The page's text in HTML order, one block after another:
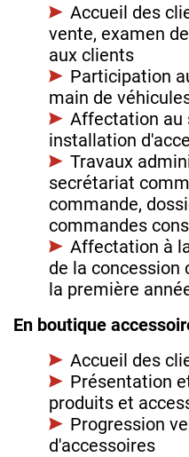
Accueil des
vente, examen
aux clients
Participation
main de
Affectation au
installation
Travaux
secrétariat
commande,
commandes
Affectation à
de la concession
la première
En boutique
Accueil des
Présentation
produits et
Progression
d'accessoires